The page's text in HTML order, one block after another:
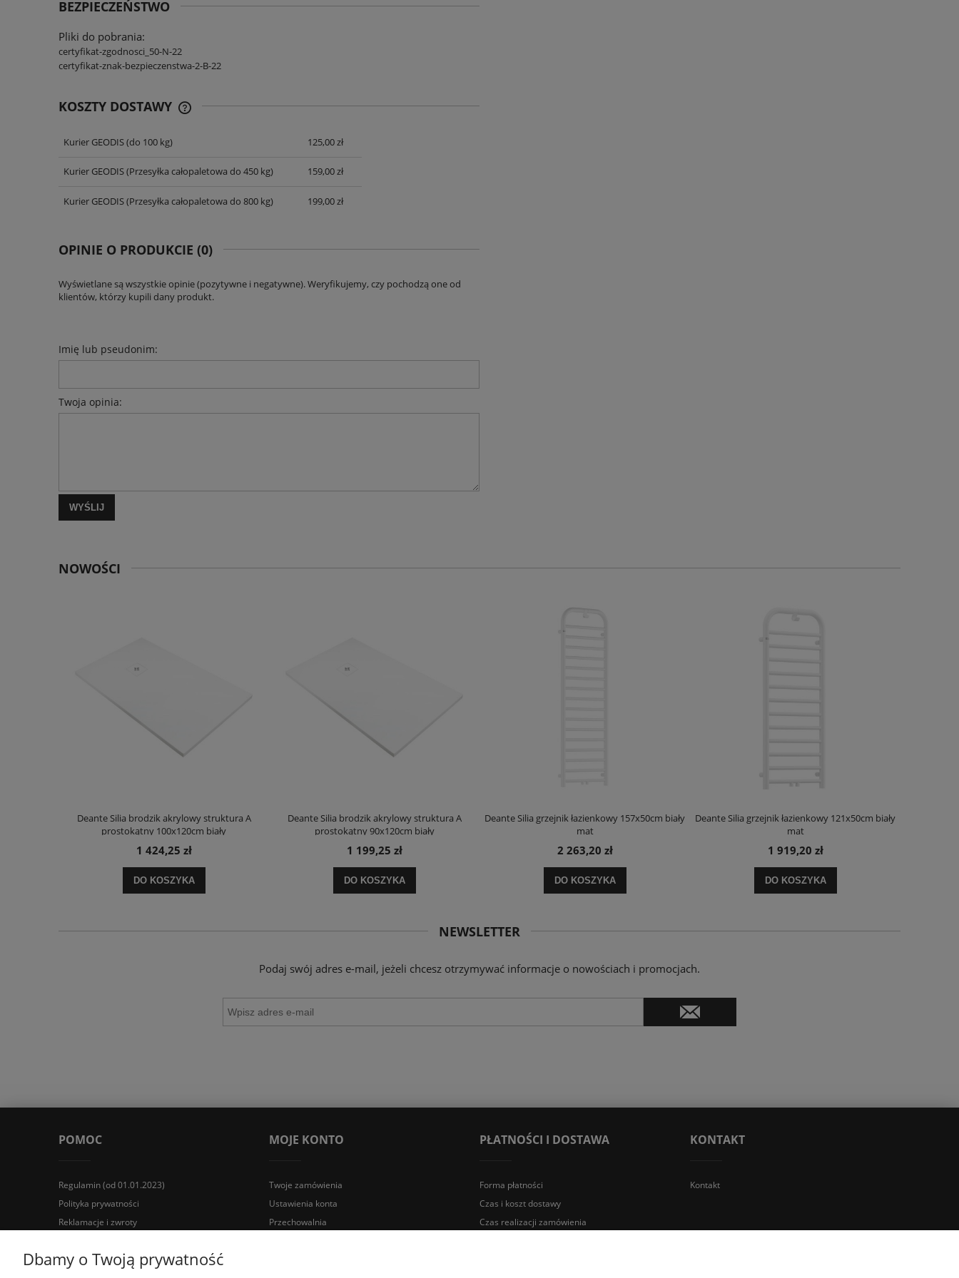
BEZPIECZEŃSTWO
Pliki do pobrania:
certyfikat-zgodnosci_50-N-22
certyfikat-znak-bezpieczenstwa-2-B-22
KOSZTY DOSTAWY
CENA NIE ZAWIERA EWENTUALNYCH
Kurier GEODIS(do 100 kg) 125,00 zł
Kurier GEODIS(Przesyłka całopaletowa do 450 kg) 159,00 zł
Kurier GEODIS(Przesyłka całopaletowa do 800 kg) 199,00 zł
OPINIE O PRODUKCIE (0)
Wyświetlane są wszystkie opinie (pozytywne i negatywne). Weryfikujemy, czy pochodzą one od
klientów, którzy kupili dany produkt.
Imię lub pseudonim:
Twoja opinia:
WYŚLIJ
NOWOŚCI
Deante Silia brodzik akrylowy struktura A
prostokątny 100x120cm biały
1 424,25 zł
DO KOSZYKA
Deante Silia brodzik akrylowy struktura A
prostokątny 90x120cm biały
1 199,25 zł
DO KOSZYKA
Deante Silia grzejnik łazienkowy 157x50cm biały
mat
2 263,20 zł
DO KOSZYKA
Deante Silia grzejnik łazienkowy 121x50cm biały
mat
1 919,20 zł
DO KOSZYKA
NEWSLETTER
Podaj swój adres e-mail, jeżeli chcesz otrzymywać informacje o nowościach i promocjach.
POMOC
Regulamin (od 01.01.2023)
Polityka prywatności
Reklamacje i zwroty
MOJE KONTO
Twoje zamówienia
Ustawienia konta
Przechowalnia
PŁATNOŚCI I DOSTAWA
Forma płatności
Czas i koszt dostawy
Czas realizacji zamówienia
KONTAKT
Kontakt
Wyposażenie łazienek Łazienki.eco | Pawła 23, 41-708 Ruda Śląska | E-mail: sklep@lazienki.eco | Tel.: 600 012 164 lub 600 012 159 | TGS Przemysław Stoń | NIP: 6312213594 | REGON: 276403698
Dbamy o Twoją prywatność